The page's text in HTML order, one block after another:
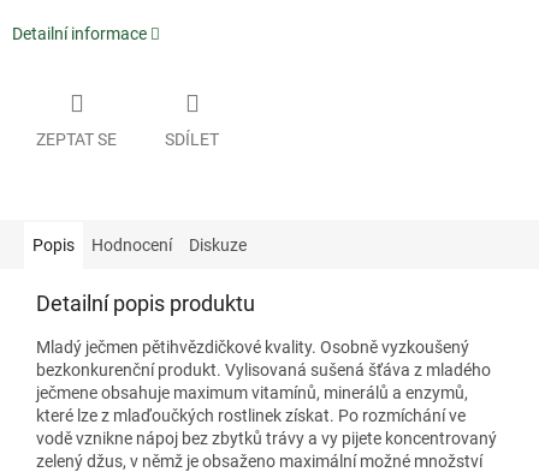
Detailní informace
ZEPTAT SE SDÍLET
Popis Hodnocení Diskuze
Detailní popis produktu
Mladý ječmen pětihvězdičkové kvality. Osobně vyzkoušený
bezkonkurenční produkt. Vylisovaná sušená šťáva z mladého
ječmene obsahuje maximum vitamínů, minerálů a enzymů,
které lze z mlaďoučkých rostlinek získat. Po rozmíchání ve
vodě vznikne nápoj bez zbytků trávy a vy pijete koncentrovaný
zelený džus, v němž je obsaženo maximální možné množství